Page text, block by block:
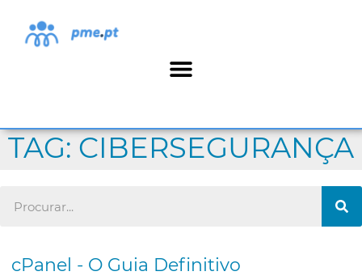
TAG: CIBERSEGURANÇA
cPanel - O Guia Definitivo